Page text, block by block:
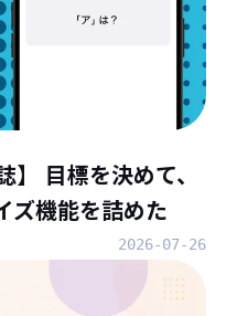
】 目標を決めて、
ズ機能を詰めた
2026-07-26